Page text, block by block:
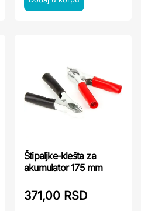
Štipaljke-klešta za
akumulator 175 mm
371,00 RSD